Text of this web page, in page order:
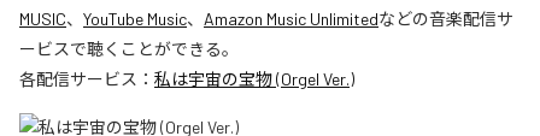
MUSIC、 YouTube Music、 Amazon Music Unlimitedなどの音楽配信サ
ービスで聴くことができる。
各配信サービス： 私は宇宙の宝物 (Orgel Ver.)